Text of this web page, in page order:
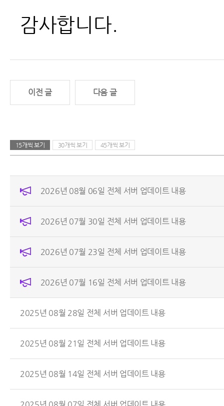
감사합니다.
이전 글 다음 글
15개씩 보기 30개씩 보기 45개씩 보기
2026년 08월 06일 전체 서버 업데이트 내용
2026년 07월 30일 전체 서버 업데이트 내용
2026년 07월 23일 전체 서버 업데이트 내용
2026년 07월 16일 전체 서버 업데이트 내용
2025년 08월 28일 전체 서버 업데이트 내용
2025년 08월 21일 전체 서버 업데이트 내용
2025년 08월 14일 전체 서버 업데이트 내용